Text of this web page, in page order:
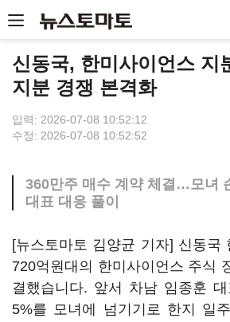
신동국, 한미사이언스
지분 경쟁 본격화
입력: 2026-07-08 10:52:12
수정: 2026-07-08 10:52:52
360만주 매수 계약 체결…모녀
대표 대응 풀이
[뉴스토마토 김양균 기자] 신동국
720억원대의 한미사이언스 주식
결했습니다. 앞서 차남 임종훈
5%를 모녀에 넘기기로 한지 일